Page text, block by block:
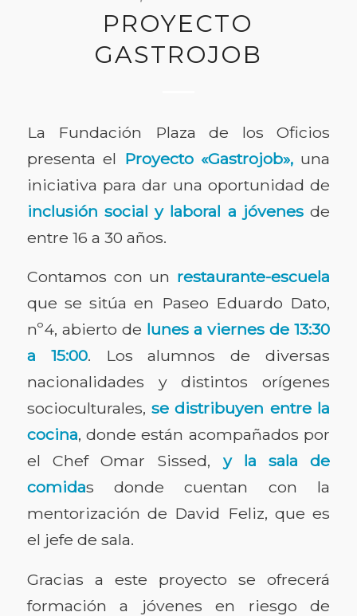
PROYECTO
GASTROJOB
La Fundación Plaza de los Oficios
presenta el Proyecto «Gastrojob»,una
iniciativa para dar una oportunidad de
inclusión social y laboral a jóvenes de
entre 16 a 30 años.
Contamos con un restaurante-escuela
que se sitúa en Paseo Eduardo Dato,
nº4, abierto de lunes a viernes de 13:30
a 15:00. Los alumnos de diversas
nacionalidades y distintos orígenes
socioculturales,se distribuyen entre la
cocina, donde están acompañados por
el Chef Omar Sissed, y la sala de
comidas donde cuentan con la
mentorización de David Feliz, que es
el jefe de sala.
Gracias a este proyecto se ofrecerá
formación a jóvenes en riesgo de